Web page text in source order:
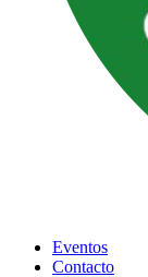
Eventos
Contacto